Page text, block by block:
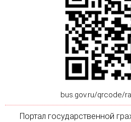
bus.gov.ru/qrcode/
Портал государственной